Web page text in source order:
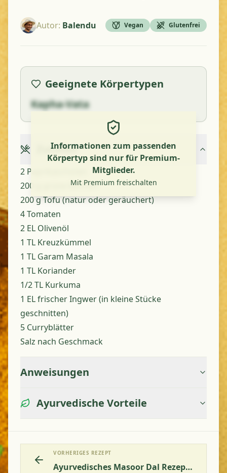
Autor: Balendu Vegan Glutenfrei
Geeignete Körpertypen
Kapha-Vata
Informationen zum passenden
Körpertyp sind nur für Premium-
Mitglieder.
Mit Premium freischalten
Zutaten
2 Paprikaschoten
200 g grüne Bohnen
200 g Tofu (natur oder geräuchert)
4 Tomaten
2 EL Olivenöl
1 TL Kreuzkümmel
1 TL Garam Masala
1 TL Koriander
1/2 TL Kurkuma
1 EL frischer Ingwer (in kleine Stücke
geschnitten)
5 Curryblätter
Salz nach Geschmack
Anweisungen
Ayurvedische Vorteile
VORHERIGES REZEPT
Ayurvedisches Masoor Dal Rezept - Indische Gespaltene Rote Linsen Ohne Haut Kochen